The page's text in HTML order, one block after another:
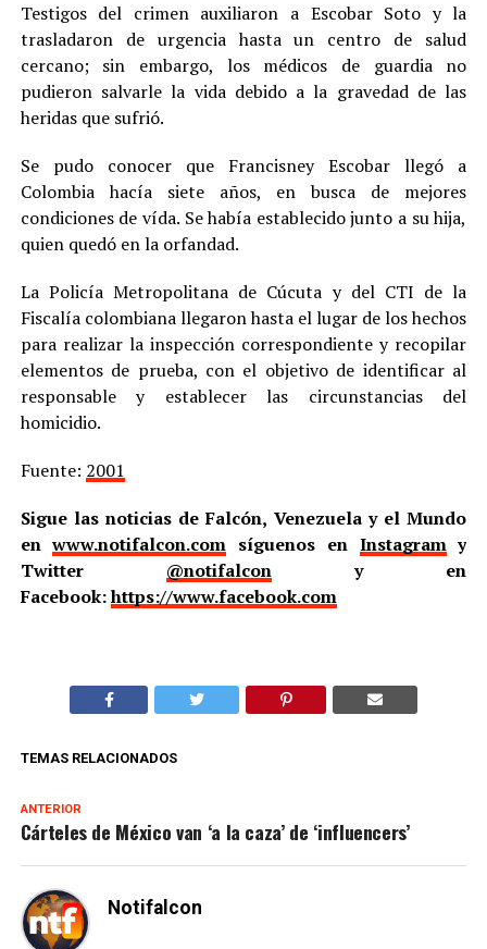
Testigos del crimen auxiliaron a Escobar Soto y la
trasladaron de urgencia hasta un centro de salud
cercano; sin embargo, los médicos de guardia no
pudieron salvarle la vida debido a la gravedad de las
heridas que sufrió.
Se pudo conocer que Francisney Escobar llegó a
Colombia hacía siete años, en busca de mejores
condiciones de vída. Se había establecido junto a su hija,
quien quedó en la orfandad.
La Policía Metropolitana de Cúcuta y del CTI de la
Fiscalía colombiana llegaron hasta el lugar de los hechos
para realizar la inspección correspondiente y recopilar
elementos de prueba, con el objetivo de identificar al
responsable y establecer las circunstancias del
homicidio.
Fuente: 2001
Sigue las noticias de Falcón, Venezuela y el Mundo
enwww.notifalcon.com síguenos en Instagramy
Twitter @notifalcony en
Facebook:https://www.facebook.com
TEMAS RELACIONADOS
ANTERIOR
Cárteles de México van ‘a la caza’ de ‘influencers’
Notifalcon